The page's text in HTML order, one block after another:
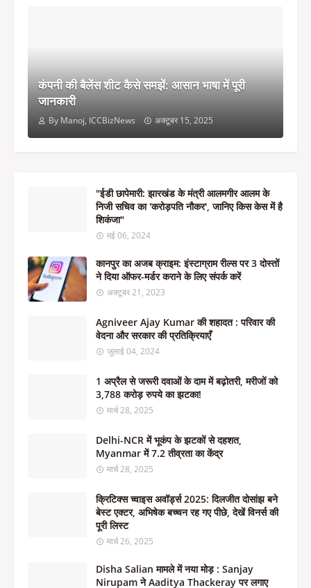
कंपनी की बैलेंस शीट कैसे समझें: आसान भाषा में पूरी
जानकारी
By Manoj, ICCBizNews अक्टूबर 15, 2025
"ईडी छापेमारी: झारखंड के मंत्री आलमगीर आलम के
निजी सचिव का 'करोड़पति नौकर', जानिए किस केस में है
शिकंजा"
मई 06, 2024
कानपुर का अजब क्राइम: इंस्टाग्राम रील्स पर 3 दोस्तों
ने दिया ऑफर-मर्डर कराने के लिए संपर्क करें
अक्टूबर 21, 2023
Agniveer Ajay Kumar की शहादत : परिवार की
वेदना और सरकार की प्रतिक्रियाएँ
जुलाई 04, 2024
1 अप्रैल से जरूरी दवाओं के दाम में बढ़ोतरी, मरीजों को
3,788 करोड़ रुपये का झटका!
मार्च 28, 2025
Delhi-NCR में भूकंप के झटकों से दहशत,
Myanmar में 7.2 तीव्रता का केंद्र
मार्च 28, 2025
क्रिटिक्स च्वाइस अवॉर्ड्स 2025: दिलजीत दोसांझ बने
बेस्ट एक्टर, अभिषेक बच्चन रह गए पीछे, देखें विनर्स की
पूरी लिस्ट
मार्च 26, 2025
Disha Salian मामले में नया मोड़ : Sanjay
Nirupam ने Aaditya Thackeray पर लगाए